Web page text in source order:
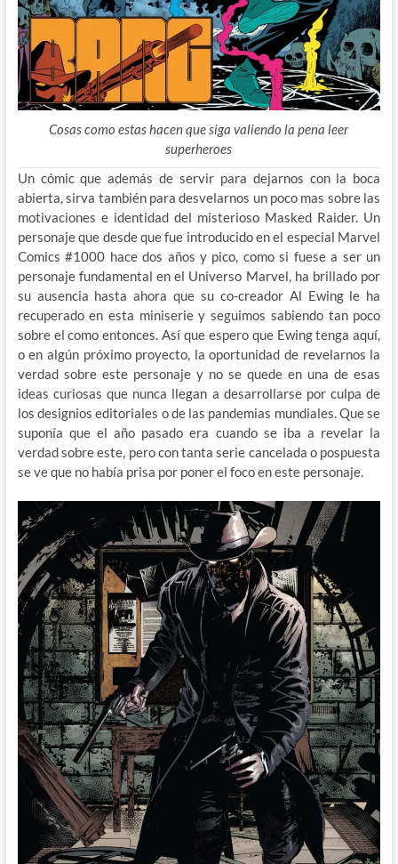
Cosas como estas hacen que siga valiendo la pena leer
superheroes
Un cómic que además de servir para dejarnos con la boca
abierta, sirva también para desvelarnos un poco mas sobre las
motivaciones e identidad del misterioso Masked Raider. Un
personaje que desde que fue introducido en el especial Marvel
Comics #1000 hace dos años y pico, como si fuese a ser un
personaje fundamental en el Universo Marvel, ha brillado por
su ausencia hasta ahora que su co-creador Al Ewing le ha
recuperado en esta miniserie y seguimos sabiendo tan poco
sobre el como entonces. Así que espero que Ewing tenga aquí,
o en algún próximo proyecto, la oportunidad de revelarnos la
verdad sobre este personaje y no se quede en una de esas
ideas curiosas que nunca llegan a desarrollarse por culpa de
los designios editoriales o de las pandemias mundiales. Que se
suponía que el año pasado era cuando se iba a revelar la
verdad sobre este, pero con tanta serie cancelada o pospuesta
se ve que no había prisa por poner el foco en este personaje.